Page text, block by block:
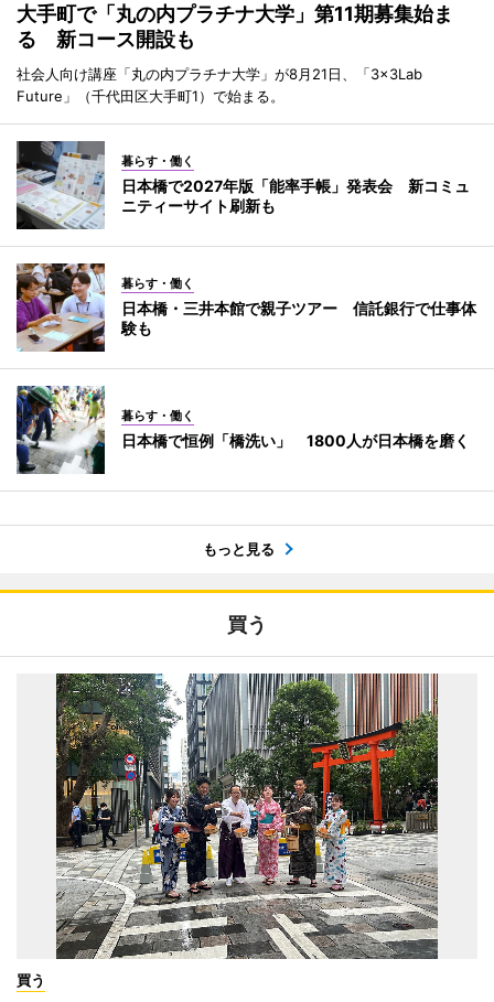
大手町で「丸の内プラチナ大学」第11期募集始ま
る 新コース開設も
社会人向け講座「丸の内プラチナ大学」が8月21日、「3×3Lab
Future」（千代田区大手町1）で始まる。
暮らす・働く
日本橋で2027年版「能率手帳」発表会 新コミュ
ニティーサイト刷新も
暮らす・働く
日本橋・三井本館で親子ツアー 信託銀行で仕事体
験も
暮らす・働く
日本橋で恒例「橋洗い」 1800人が日本橋を磨く
もっと見る
買う
買う